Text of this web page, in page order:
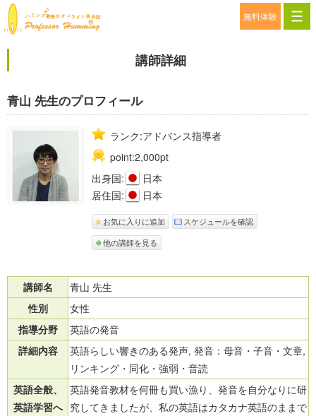
無料体験
講師詳細
青山 先生のプロフィール
ランク:アドバンス指導者
point:2,000pt
出身国:
日本
居住国:
日本
お気に入りに追加
スケジュールを確認
他の講師を見る
講師名
青山 先生
性別
女性
指導分野
英語の発音
詳細内容
英語らしい響きのある発声, 発音：母音・子音・文章,
リンキング・同化・強弱・音読
英語全般、
英語学習へ
英語発音教材を何冊も買い漁り、発音を自分なりに研
究してきましたが、私の英語はカタカナ英語のままで